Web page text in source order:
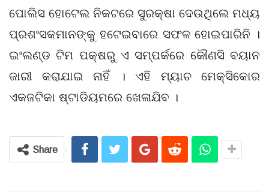
ପୋଲିସ ହୋଟେଲ ନିକଟରେ ସୁରକ୍ଷା ଦେଉଥିଲେ ମଧ୍ୟ
ପ୍ରଶଂସକମାନଙ୍କୁ ହଟେଇବାରେ ସଫଳ ହୋଇପାରିନି ।
ଇଂଲଣ୍ଡ ଟିମ ପକ୍ଷରୁ ଏ ସମ୍ପର୍କରେ କୌଣସି ବୟାନ
ଜାରୀ କରାଯାଇ ନାହିଁ । ଏହି ମ୍ୟାଚ ମେକ୍ସିକୋର
ଏକଜଟିକା ଷ୍ଟାଡିୟମରେ ଖେଳାଯିବ ।
Share